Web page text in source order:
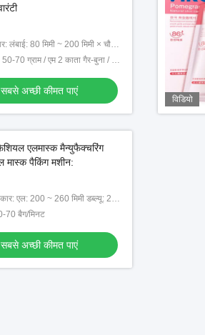
उत्पाद का आकार: लंबाई: 80 मिमी ~ 200 मिमी × चौड़ाई: 80 मिमी-180 मिमी (एल * डब्ल्यू)
मुखौटा सामग्री: 50-70 ग्राम / एम 2 काता गैर-बुना / मोती फिल्म / गर्म रोल गैर-बुना / सिल
सबसे अच्छी कीमत पाएं
विडियो
एलमास्क मैन्युफैक्चरिंग
मास्क पैकिंग मशीन:
खुला मुखौटा आकार: एल: 200 ~ 260 मिमी डब्ल्यू: 200 ~ 260 मिमी
70 बैग/मिनट
सबसे अच्छी कीमत पाएं